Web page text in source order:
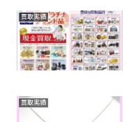
買取実績
買取実績